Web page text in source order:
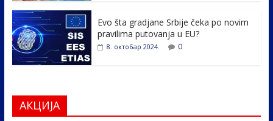
Evo šta gradjane Srbije čeka po novim
pravilima putovanja u EU?
8. октобар 2024. 0
АКЦИЈА